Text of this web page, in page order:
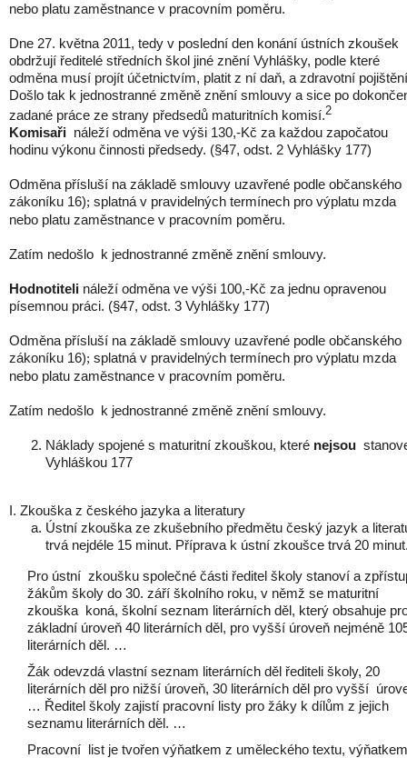
nebo platu zaměstnance v pracovním poměru.
Dne 27. května 2011, tedy v poslední den konání ústních zkoušek
obdržují ředitelé středních škol jiné znění Vyhlášky, podle které
odměna musí projít účetnictvím, platit z ní daň, a zdravotní
Došlo tak k jednostranné změně znění smlouvy a sice po
zadané práce ze strany předsedů maturitních komisí.2
Komisaři náleží odměna ve výši 130,-Kč za každou započatou
hodinu výkonu činnosti předsedy. (§47, odst. 2 Vyhlášky 177)
Odměna přísluší na základě smlouvy uzavřené podle občanského
zákoníku 16); splatná v pravidelných termínech pro výplatu mzda
nebo platu zaměstnance v pracovním poměru.
Zatím nedošlo k jednostranné změně znění smlouvy.
Hodnotiteli náleží odměna ve výši 100,-Kč za jednu opravenou
písemnou práci. (§47, odst. 3 Vyhlášky 177)
Odměna přísluší na základě smlouvy uzavřené podle občanského
zákoníku 16); splatná v pravidelných termínech pro výplatu mzda
nebo platu zaměstnance v pracovním poměru.
Zatím nedošlo k jednostranné změně znění smlouvy.
Náklady spojené s maturitní zkouškou, které nejsou
Vyhláškou 177
I. Zkouška z českého jazyka a literatury
Ústní zkouška ze zkušebního předmětu český jazyk a
trvá nejdéle 15 minut. Příprava k ústní zkoušce trvá 20
Pro ústní zkoušku společné části ředitel školy stanoví a
žákům školy do 30. září školního roku, v němž se maturitní
zkouška koná, školní seznam literárních děl, který obsahuje
základní úroveň 40 literárních děl, pro vyšší úroveň nejméně
literárních děl. …
Žák odevzdá vlastní seznam literárních děl řediteli školy, 20
literárních děl pro nižší úroveň, 30 literárních děl pro vyšší
… Ředitel školy zajistí pracovní listy pro žáky k dílům z jejich
seznamu literárních děl. …
Pracovní list je tvořen výňatkem z uměleckého textu, výňatkem